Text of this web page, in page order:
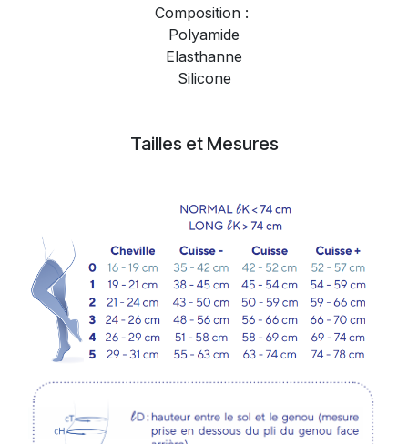
Composition :
Polyamide
Elasthanne
Silicone
Tailles et Mesures